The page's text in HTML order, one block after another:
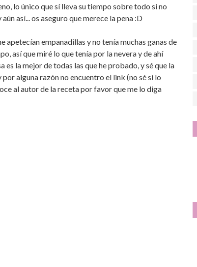
lo único que sí lleva su tiempo sobre todo si no
así... os aseguro que merece la pena :D
apetecían empanadillas y no tenía muchas ganas de
así que miré lo que tenía por la nevera y de ahí
es la mejor de todas las que he probado, y sé que la
alguna razón no encuentro el link (no sé si lo
al autor de la receta por favor que me lo diga